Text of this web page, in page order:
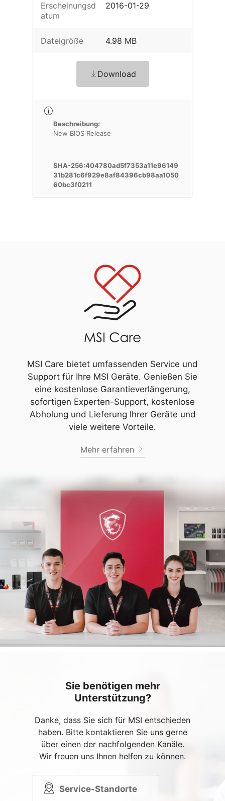
Erscheinungsd
atum
2016-01-29
Dateigröße 4.98 MB
Download
Beschreibung:
New BIOS Release
SHA-256:404780ad5f7353a11e96149
31b281c6f929e8af84396cb98aa1050
60bc3f0211
MSI Care bietet umfassenden Service und
Support für Ihre MSI Geräte. Genießen Sie
eine kostenlose Garantieverlängerung,
sofortigen Experten-Support, kostenlose
Abholung und Lieferung Ihrer Geräte und
viele weitere Vorteile.
Mehr erfahren
Sie benötigen mehr
Unterstützung?
Danke, dass Sie sich für MSI entschieden
haben. Bitte kontaktieren Sie uns gerne
über einen der nachfolgenden Kanäle.
Wir freuen uns Ihnen helfen zu können.
Service-Standorte